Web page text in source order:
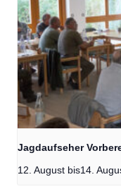
Jagdaufseher
12. August bis14.